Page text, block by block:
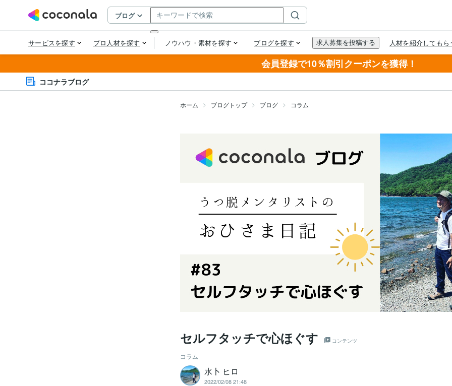
会員登録で10％割引クーポンを獲得！
ココナラブログ
ホーム ブログトップ ブログ コラム
セルフタッチで心ほぐす コンテンツ
コラム
水卜 ヒロ
2022/02/08 21:48